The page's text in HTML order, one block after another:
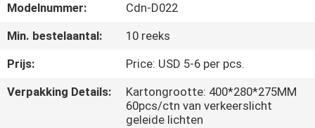
NEEM
CONTACT
MET
ONS
Modelnummer:
Cdn-D022
Min. bestelaantal:
10 reeks
Prijs:
Price: USD 5-6 per pcs.
Verpakking Details:
Kartongrootte: 400*280*275MM
60pcs/ctn van verkeerslicht
geleide lichten